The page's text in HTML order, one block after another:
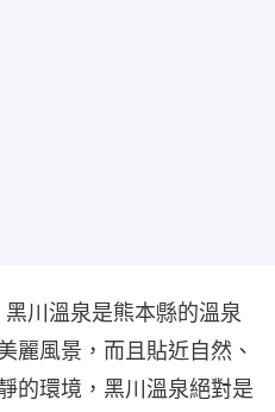
川溫泉是熊本縣的溫泉
麗風景，而且貼近自然、
的環境，黑川溫泉絕對是